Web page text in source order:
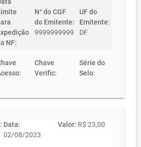
NF:
N° do CGF
do Emitente:
9999999999
UF do
Emitente:
DF
Chave
Verific:
Série do
Selo:
Data:
02/08/2023
Valor: R$ 23,00